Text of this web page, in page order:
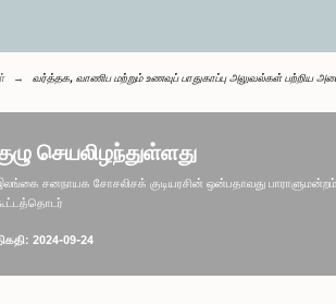
வர்த்தக, வாணிப மற்றும் உணவுப் பாதுகாப்பு அலுவல்கள் பற்றிய
செயலிழந்துள்ளது
சனநாயக சோசலிசக் குடியரசின் ஒன்பதாவது
2024-09-24